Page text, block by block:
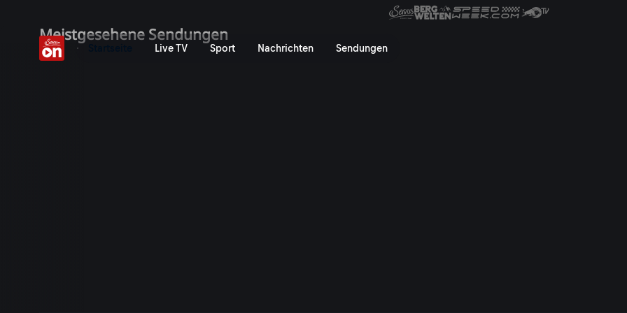
Live TV Sport Nachrichten Sendungen
ServusTV On: Livestreams, Mediathek, TV-Programm,
Meistgesehene Sendungen